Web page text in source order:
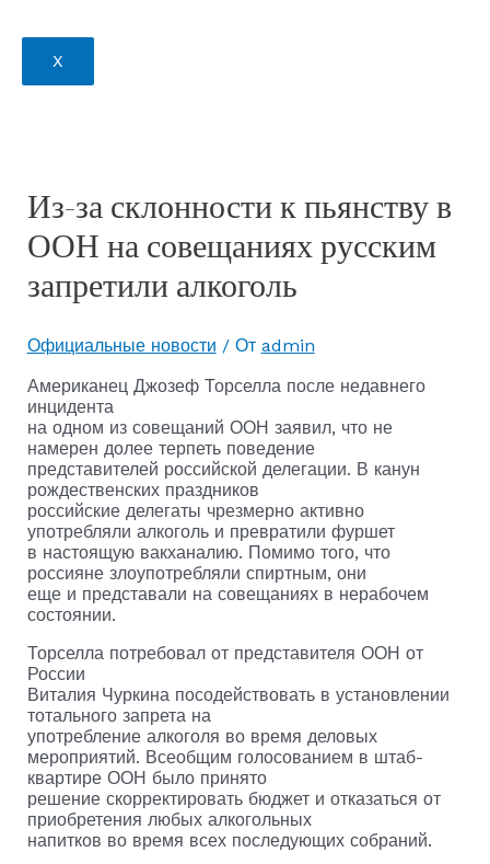
X
Из-за склонности к пьянству в
ООН на совещаниях русским
запретили алкоголь
Официальные новости / От admin
Американец Джозеф Торселла после недавнего
инцидента
на одном из совещаний ООН заявил, что не
намерен долее терпеть поведение
представителей российской делегации. В канун
рождественских праздников
российские делегаты чрезмерно активно
употребляли алкоголь и превратили фуршет
в настоящую вакханалию. Помимо того, что
россияне злоупотребляли спиртным, они
еще и представали на совещаниях в нерабочем
состоянии.
Торселла потребовал от представителя ООН от
России
Виталия Чуркина посодействовать в установлении
тотального запрета на
употребление алкоголя во время деловых
мероприятий. Всеобщим голосованием в штаб-
квартире ООН было принято
решение скорректировать бюджет и отказаться от
приобретения любых алкогольных
напитков во время всех последующих собраний.